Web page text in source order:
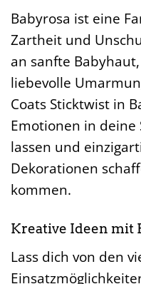
Babyrosa ist eine
Zartheit und
an sanfte
liebevolle
Coats Sticktwist in
Emotionen in
lassen und
Dekorationen
kommen.
Kreative Ideen mit
Lass dich von den